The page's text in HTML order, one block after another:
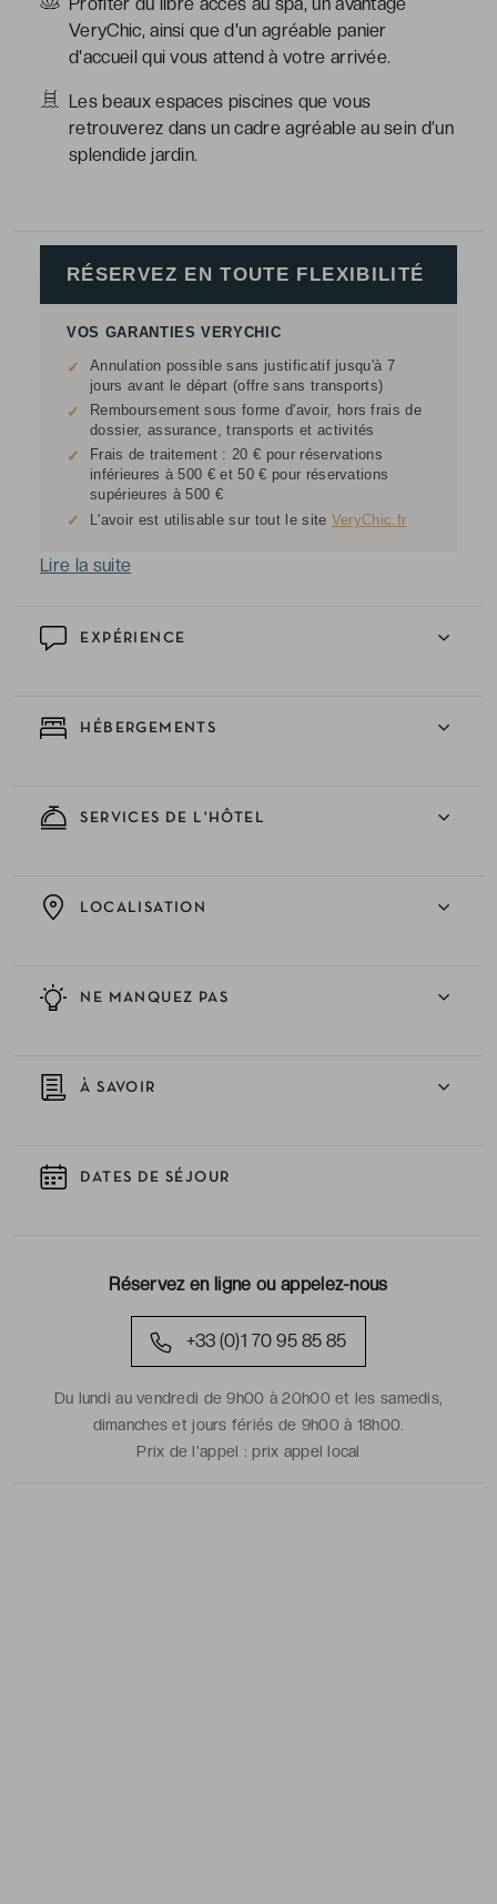
VeryChic, ainsi que d'un agréable panier
d'accueil qui vous attend à votre arrivée.
Les beaux espaces piscines que vous
retrouverez dans un cadre agréable au sein d’un
splendide jardin.
EXPÉRIENCE
HÉBERGEMENTS
SERVICES DE L'HÔTEL
NE MANQUEZ PAS
LOCALISATION
À SAVOIR
DATES DE SÉJOUR
Réservez en ligne ou appelez-nous
+33 (0)1 70 95 85 85
Du lundi au vendredi de 9h00 à 20h00 et les samedis,
dimanches et jours fériés de 9h00 à 18h00.
Prix de l'appel :prix appel local
RÉSERVEZ EN TOUTE FLEXIBILITÉ
VOS GARANTIES VERYCHIC
✓
Annulation possible sans justificatif jusqu'à 7
jours avant le départ (offre sans transports)
✓
Remboursement sous forme d'avoir, hors frais de
dossier, assurance, transports et activités
✓
Frais de traitement : 20 € pour réservations
inférieures à 500 € et 50 € pour réservations
supérieures à 500 €
✓ L'avoir est utilisable sur tout le site VeryChic.fr
Lire la suite